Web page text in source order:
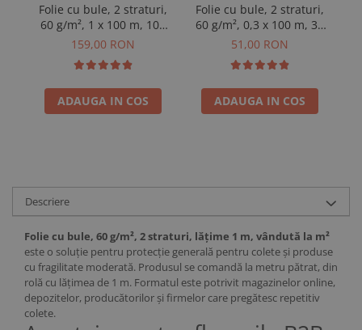
Folie cu bule, 2 straturi,
60 g/m², 1 x 100 m, 100
m²
159,00 RON
ADAUGA IN COS
Folie cu bule, 2 straturi,
60 g/m², 0,3 x 100 m, 30
m²
51,00 RON
ADAUGA IN COS
Descriere
Folie cu bule, 60 g/m², 2 straturi, lățime 1 m, vândută la m²
este o soluție pentru protecție generală pentru colete și produse
cu fragilitate moderată. Produsul se comandă la metru pătrat, din
rolă cu lățimea de 1 m. Formatul este potrivit magazinelor online,
depozitelor, producătorilor și firmelor care pregătesc repetitiv
colete.